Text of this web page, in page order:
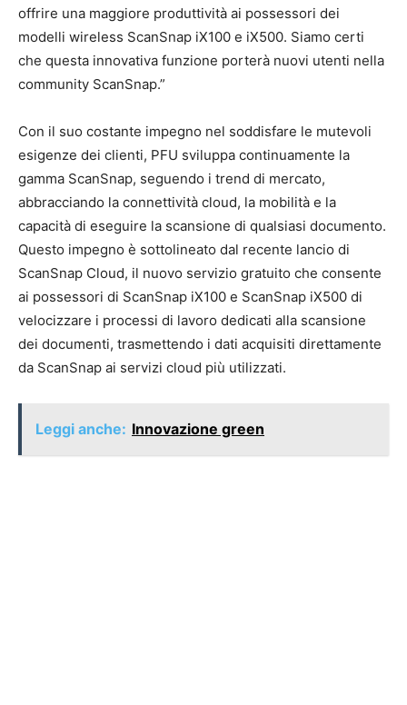
offrire una maggiore produttività ai possessori dei
modelli wireless ScanSnap iX100 e iX500. Siamo certi
che questa innovativa funzione porterà nuovi utenti nella
community ScanSnap.”
Con il suo costante impegno nel soddisfare le mutevoli
esigenze dei clienti, PFU sviluppa continuamente la
gamma ScanSnap, seguendo i trend di mercato,
abbracciando la connettività cloud, la mobilità e la
capacità di eseguire la scansione di qualsiasi documento.
Questo impegno è sottolineato dal recente lancio di
ScanSnap Cloud, il nuovo servizio gratuito che consente
ai possessori di ScanSnap iX100 e ScanSnap iX500 di
velocizzare i processi di lavoro dedicati alla scansione
dei documenti, trasmettendo i dati acquisiti direttamente
da ScanSnap ai servizi cloud più utilizzati.
Leggi anche: Innovazione green